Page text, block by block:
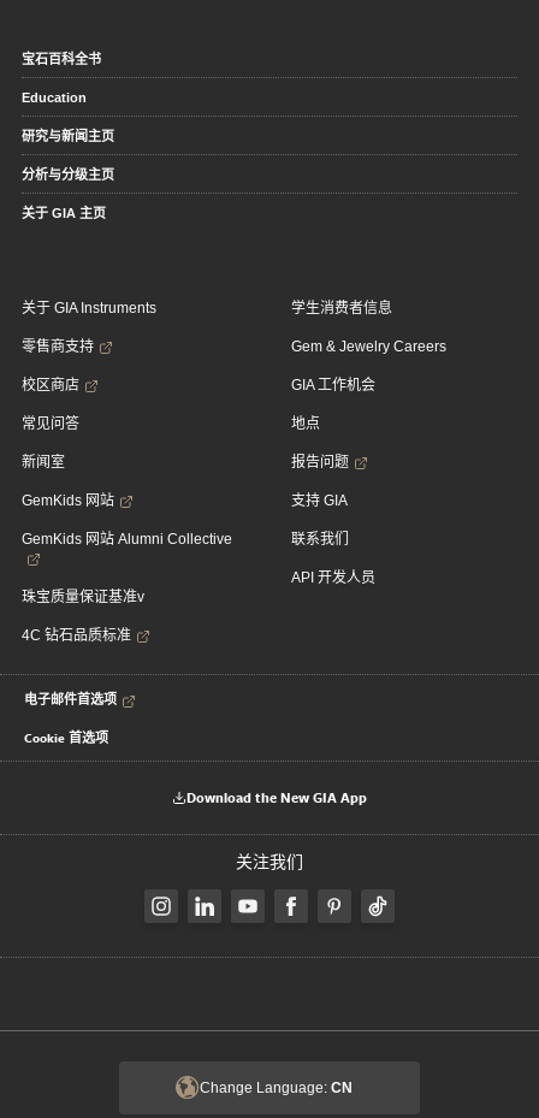
宝石百科全书
Education
研究与新闻主页
分析与分级主页
关于 GIA 主页
关于 GIA Instruments
零售商支持
校区商店
常见问答
新闻室
GemKids 网站
GemKids 网站 Alumni Collective
珠宝质量保证基准v
4C 钻石品质标准
学生消费者信息
Gem & Jewelry Careers
GIA 工作机会
地点
报告问题
支持 GIA
联系我们
API 开发人员
电子邮件首选项
Cookie 首选项
Download the New GIA App
关注我们
Change Language: CN